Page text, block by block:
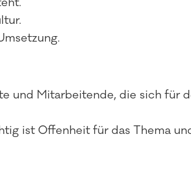
und Mitarbeitende, die sich für
ist Offenheit für das Thema